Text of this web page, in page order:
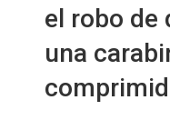
el robo de
una